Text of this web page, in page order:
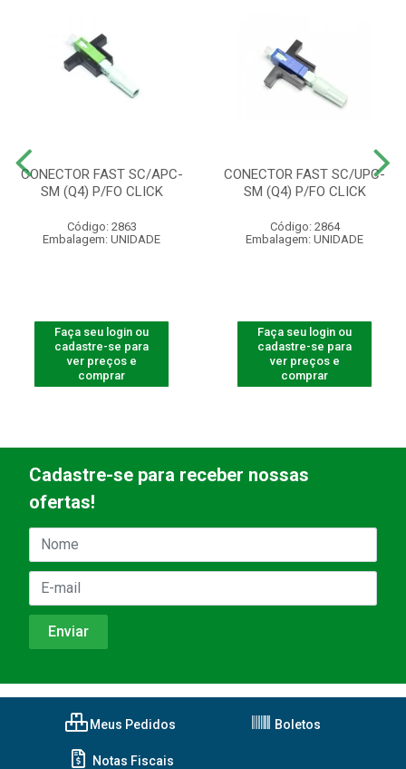
CONECTOR FAST SC/APC-
SM (Q4) P/FO CLICK
Código: 2863
Embalagem: UNIDADE
Faça seu login ou
cadastre-se para
ver preços e
comprar
CONECTOR FAST SC/UPC-
SM (Q4) P/FO CLICK
Código: 2864
Embalagem: UNIDADE
Faça seu login ou
cadastre-se para
ver preços e
comprar
Cadastre-se para receber nossas
ofertas!
Meus Pedidos Boletos
Notas Fiscais